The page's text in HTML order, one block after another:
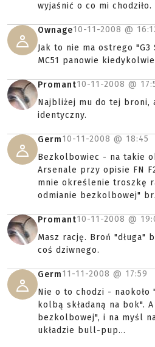
wyjaśnić o co mi chodziło.
Ownage10-11-2008 @
Jak to nie ma ostrego "G3
MC51 panowie
Promant10-11-2008 @
Najbliżej mu do tej broni,
identyczny.
Germ10-11-2008 @ 18:45
Bezkolbowiec - na takie
Arsenale przy opisie FN
mnie określenie troszkę
odmianie bezkolbowej"
Promant10-11-2008 @
Masz rację. Broń "długa"
coś dziwnego.
Germ11-11-2008 @ 17:59
Nie o to chodzi - naokoło
kolbą składaną na bok".
bezkolbowej", i na myśl
układzie bull-pup...